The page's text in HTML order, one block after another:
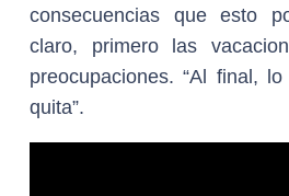
consecuencias que esto
claro, primero las
preocupaciones. “Al final,
quita”.